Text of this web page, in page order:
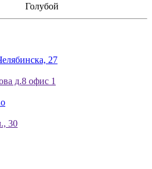
Голубой
27
д.8 офис 1
30